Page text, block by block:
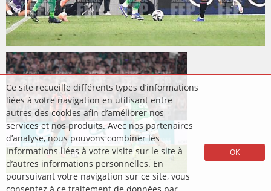
Ce site recueille différents types d’informations
liées à votre navigation en utilisant entre
autres des cookies afin d’améliorer nos
services et nos produits. Avec nos partenaires
d’analyse, nous pouvons combiner les
informations liées à votre visite sur le site à
d’autres informations personnelles. En
poursuivant votre navigation sur ce site, vous
OK